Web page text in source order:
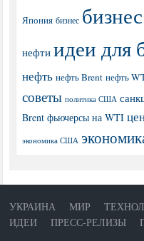
Япония бизнес
нефти идеи для
нефть нефть Brent нефть
советы политика США
Brent фьючерсы на WTI
экономика США
УКРАИНА МИР
ИДЕИ
ПРЕСС-РЕЛИЗЫ